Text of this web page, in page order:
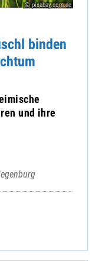
© pixabay.com.de
binden
und ihre